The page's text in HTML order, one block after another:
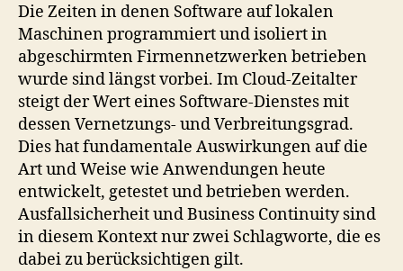
Die Zeiten in denen Software auf lokalen
Maschinen programmiert und isoliert in
abgeschirmten Firmennetzwerken betrieben
wurde sind längst vorbei. Im Cloud-Zeitalter
steigt der Wert eines Software-Dienstes mit
dessen Vernetzungs- und Verbreitungsgrad.
Dies hat fundamentale Auswirkungen auf die
Art und Weise wie Anwendungen heute
entwickelt, getestet und betrieben werden.
Ausfallsicherheit und Business Continuity sind
in diesem Kontext nur zwei Schlagworte, die es
dabei zu berücksichtigen gilt.